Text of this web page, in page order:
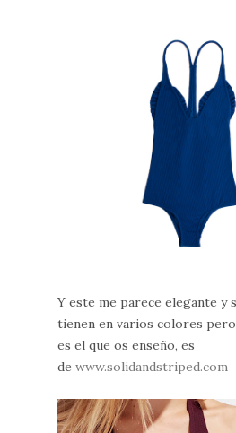
Y este me parece elegante y
tienen en varios colores
es el que os enseño, es
de www.solidandstriped.com